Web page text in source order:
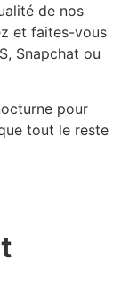
de nos
et faites-vous
Snapchat ou
pour
tout le reste